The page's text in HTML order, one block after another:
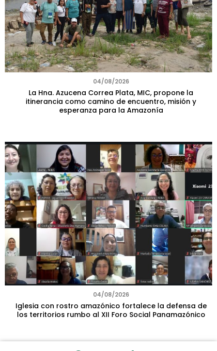
04/08/2026
La Hna. Azucena Correa Plata, MIC, propone la
itinerancia como camino de encuentro, misión y
esperanza para la Amazonía
04/08/2026
Iglesia con rostro amazónico fortalece la defensa de
los territorios rumbo al XII Foro Social Panamazónico